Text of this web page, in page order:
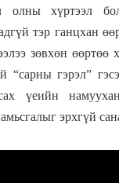
олны хүртээл
тэр ганцхан
зөвхөн өөртөө
“сарны гэрэл”
үеийн
эрхгүй